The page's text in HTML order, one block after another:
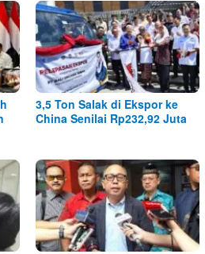
3,5 Ton Salak di Ekspor ke
China Senilai Rp232,92 Juta